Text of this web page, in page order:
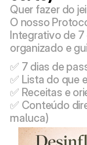
Quer fazer do
O nosso
Integrativo de
organizado e
✅ 7 dias de
✅ Lista do que
✅ Receitas e
✅ Conteúdo
maluca)